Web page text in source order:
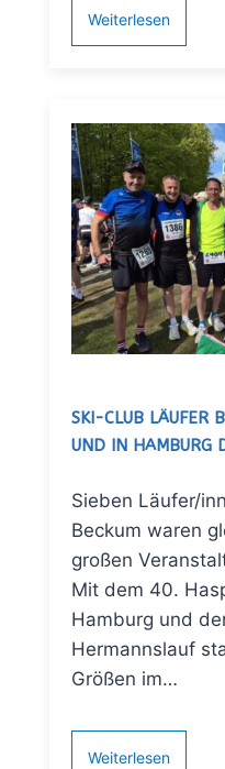
Weiterlesen
SKI-CLUB LÄUFER
UND IN HAMBURG
Sieben Läufer/
Beckum waren
großen
Mit dem 40.
Hamburg und
Hermannslauf
Größen im…
Weiterlesen